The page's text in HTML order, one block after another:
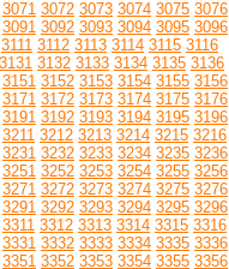
3071 3072 3073 3074 3075 3076
3091 3092 3093 3094 3095 3096
3111 3112 3113 3114 3115 3116
3131 3132 3133 3134 3135 3136
3151 3152 3153 3154 3155 3156
3171 3172 3173 3174 3175 3176
3191 3192 3193 3194 3195 3196
3211 3212 3213 3214 3215 3216
3231 3232 3233 3234 3235 3236
3251 3252 3253 3254 3255 3256
3271 3272 3273 3274 3275 3276
3291 3292 3293 3294 3295 3296
3311 3312 3313 3314 3315 3316
3331 3332 3333 3334 3335 3336
3351 3352 3353 3354 3355 3356